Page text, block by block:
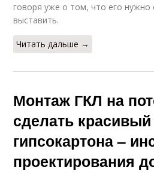
говоря уже о том, что его нужно
выставить.
Читать дальше →
Монтаж ГКЛ на
сделать
гипсокартона –
проектирования